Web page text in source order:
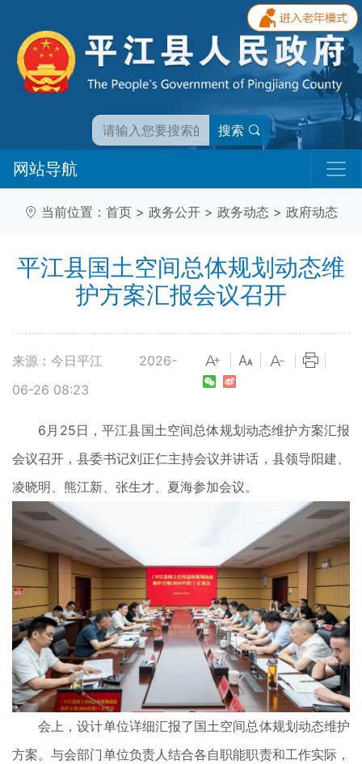
搜索
网站导航
当前位置： 首页 > 政务公开 > 政务动态 > 政府动态
平江县国土空间总体规划动态维
护方案汇报会议召开
来源：今日平江
2026-
06-26 08:23
6月25日，平江县国土空间总体规划动态维护方案汇报
会议召开，县委书记刘正仁主持会议并讲话，县领导阳建、
凌晓明、熊江新、张生才、夏海参加会议。
会上，设计单位详细汇报了国土空间总体规划动态维护
方案。与会部门单位负责人结合各自职能职责和工作实际，